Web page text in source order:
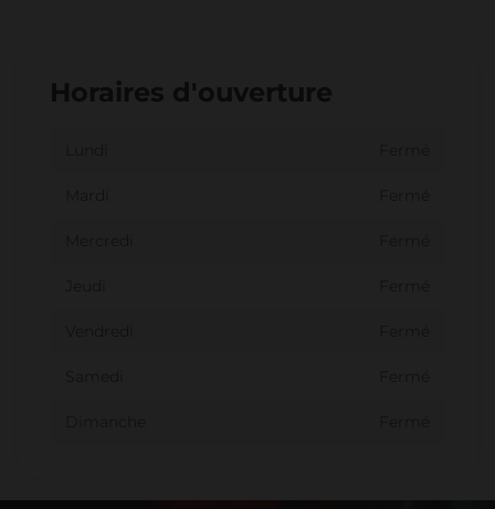
Horaires d'ouverture